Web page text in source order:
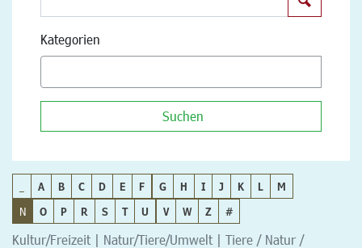
Kategorien
Suchen
A B C D E F G H I J K L
M
N
O P R S T U V W Z #
Kultur/Freizeit | Natur/Tiere/Umwelt | Tiere / Natur /